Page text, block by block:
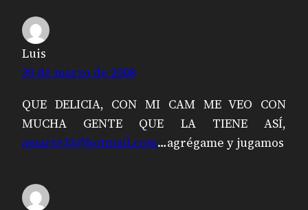
Luis
30 de marzo de 2008
QUE DELICIA, CON MI CAM ME VEO CON
MUCHA GENTE QUE LA TIENE ASÍ,
amarte33@hotmail.com…agrégame y jugamos